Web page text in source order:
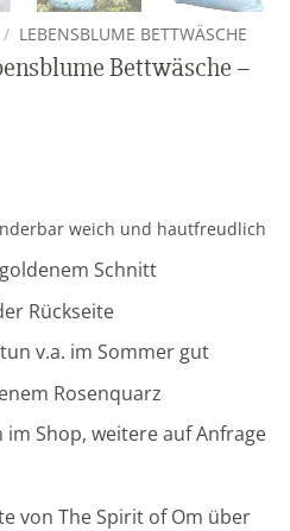
/ LEBENSBLUME BETTWÄSCHE
Bettwäsche –
weich und hautfreudlich
Schnitt
Rückseite
v.a. im Sommer gut
Rosenquarz
Shop, weitere auf Anfrage
von The Spirit of Om über